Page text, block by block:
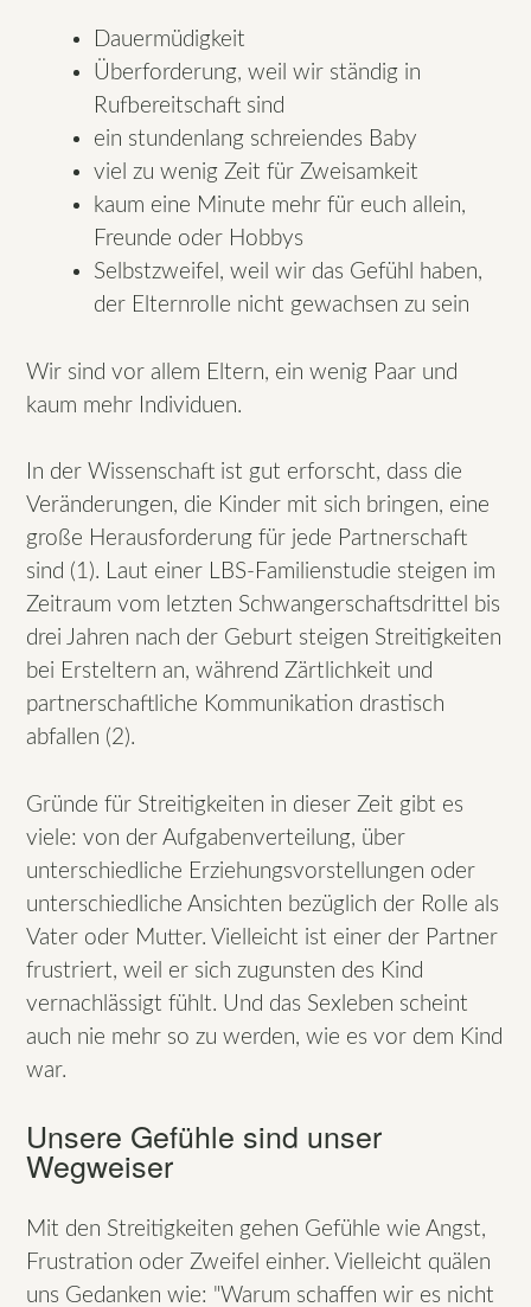
Dauermüdigkeit
Überforderung, weil wir ständig in
Rufbereitschaft sind
ein stundenlang schreiendes Baby
viel zu wenig Zeit für Zweisamkeit
kaum eine Minute mehr für euch allein,
Freunde oder Hobbys
Selbstzweifel, weil wir das Gefühl haben,
der Elternrolle nicht gewachsen zu sein
Wir sind vor allem Eltern, ein wenig Paar und
kaum mehr Individuen.
In der Wissenschaft ist gut erforscht, dass die
Veränderungen, die Kinder mit sich bringen, eine
große Herausforderung für jede Partnerschaft
sind (1). Laut einer LBS-Familienstudie steigen im
Zeitraum vom letzten Schwangerschaftsdrittel bis
drei Jahren nach der Geburt steigen Streitigkeiten
bei Ersteltern an, während Zärtlichkeit und
partnerschaftliche Kommunikation drastisch
abfallen (2).
Gründe für Streitigkeiten in dieser Zeit gibt es
viele: von der Aufgabenverteilung, über
unterschiedliche Erziehungsvorstellungen oder
unterschiedliche Ansichten bezüglich der Rolle als
Vater oder Mutter. Vielleicht ist einer der Partner
frustriert, weil er sich zugunsten des Kind
vernachlässigt fühlt. Und das Sexleben scheint
auch nie mehr so zu werden, wie es vor dem Kind
war.
Unsere Gefühle sind unser
Wegweiser
Mit den Streitigkeiten gehen Gefühle wie Angst,
Frustration oder Zweifel einher. Vielleicht quälen
uns Gedanken wie: "Warum schaffen wir es nicht